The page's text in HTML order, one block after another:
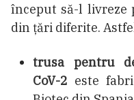
început să-l livreze
din țări diferite.
trusa pentru
CoV-2 este